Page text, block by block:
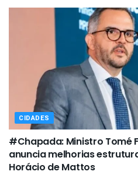
CIDADES
#Chapada: Ministro Tomé
anuncia melhorias
Horácio de Mattos